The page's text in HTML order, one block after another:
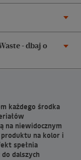
- dbaj o
każdego środka
na niewidocznym
produktu na kolor i
spełnia
dalszych